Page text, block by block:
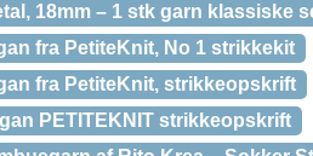
18mm – 1 stk garn klassiske
fra PetiteKnit, No 1 strikkekit
fra PetiteKnit, strikkeopskrift
PETITEKNIT strikkeopskrift